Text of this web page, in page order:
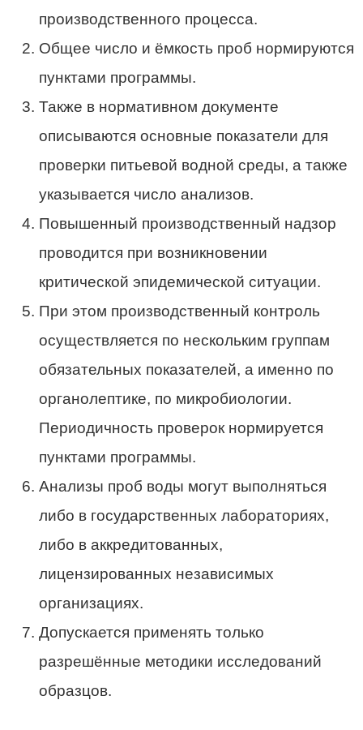
производственного процесса.
Общее число и ёмкость проб нормируются
пунктами программы.
Также в нормативном документе
описываются основные показатели для
проверки питьевой водной среды, а также
указывается число анализов.
Повышенный производственный надзор
проводится при возникновении
критической эпидемической ситуации.
При этом производственный контроль
осуществляется по нескольким группам
обязательных показателей, а именно по
органолептике, по микробиологии.
Периодичность проверок нормируется
пунктами программы.
Анализы проб воды могут выполняться
либо в государственных лабораториях,
либо в аккредитованных,
лицензированных независимых
организациях.
Допускается применять только
разрешённые методики исследований
образцов.